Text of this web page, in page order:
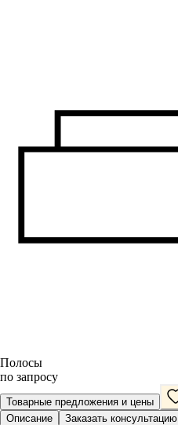
Полосы
по запросу
Товарные предложения и цены
Описание
Заказать консультацию